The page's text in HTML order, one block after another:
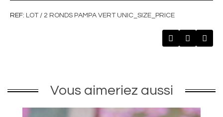
REF LOT / 2 RONDS PAMPA VERT UNIC_SIZE_PRICE
Vous aimeriez aussi